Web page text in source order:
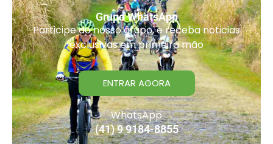
Grupo WhatsApp
Participe do nosso grupo, e receba noticias
exclusivas em primeira mão
ENTRAR AGORA
WhatsApp
(41) 9 9184-8855